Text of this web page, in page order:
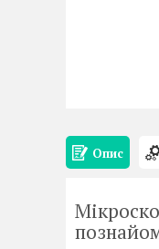
Опис